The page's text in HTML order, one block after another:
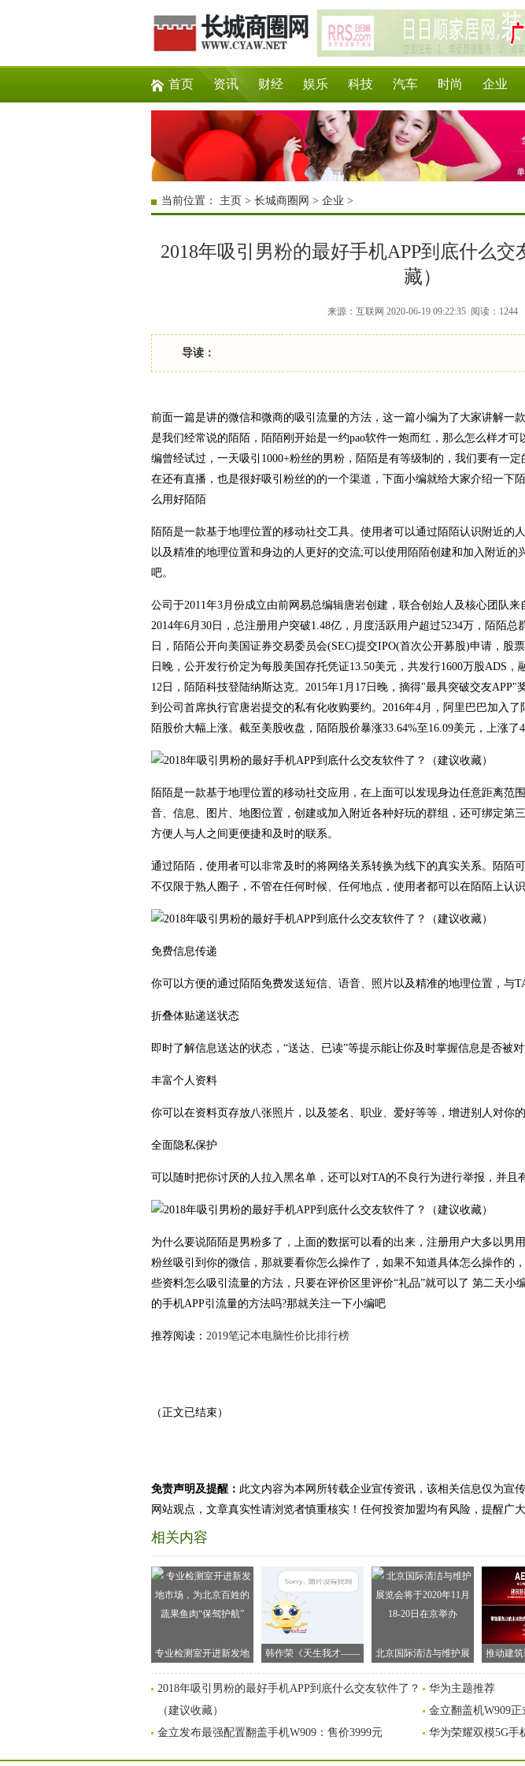
首页 资讯 财经 娱乐 科技 汽车 时尚 企业
当前位置： 主页 > 长城商圈网 > 企业 >
2018年吸引男粉的最好手机APP到底什么
藏）
来源：互联网 2020-06-19 09:22:35 阅读：1244
导读：
前面一篇是讲的微信和微商的吸引流量的方法，这一篇小编为了大家讲解一
是我们经常说的陌陌，陌陌刚开始是一约pao软件一炮而红，那么怎么样才
编曾经试过，一天吸引1000+粉丝的男粉，陌陌是有等级制的，我们要有一
在还有直播，也是很好吸引粉丝的的一个渠道，下面小编就给大家介绍一下
么用好陌陌
陌陌是一款基于地理位置的移动社交工具。使用者可以通过陌陌认识附近的
以及精准的地理位置和身边的人更好的交流;可以使用陌陌创建和加入附近的
吧。
公司于2011年3月份成立由前网易总编辑唐岩创建，联合创始人及核心团队来
2014年6月30日，总注册用户突破1.48亿，月度活跃用户超过5234万，陌陌总
日，陌陌公开向美国证券交易委员会(SEC)提交IPO(首次公开募股)申请，股
日晚，公开发行价定为每股美国存托凭证13.50美元，共发行1600万股ADS，
12日，陌陌科技登陆纳斯达克。2015年1月17日晚，摘得"最具突破交友APP"
到公司首席执行官唐岩提交的私有化收购要约。2016年4月，阿里巴巴加入
陌股价大幅上涨。截至美股收盘，陌陌股价暴涨33.64%至16.09美元，上涨了
陌陌是一款基于地理位置的移动社交应用，在上面可以发现身边任意距离范
音、信息、图片、地图位置，创建或加入附近各种好玩的群组，还可绑定第
方便人与人之间更便捷和及时的联系。
通过陌陌，使用者可以非常及时的将网络关系转换为线下的真实关系。陌陌
不仅限于熟人圈子，不管在任何时候、任何地点，使用者都可以在陌陌上认识
免费信息传递
你可以方便的通过陌陌免费发送短信、语音、照片以及精准的地理位置，与
折叠体贴递送状态
即时了解信息送达的状态，“送达、已读”等提示能让你及时掌握信息是否被对
丰富个人资料
你可以在资料页存放八张照片，以及签名、职业、爱好等等，增进别人对你的
全面隐私保护
可以随时把你讨厌的人拉入黑名单，还可以对TA的不良行为进行举报，并且
为什么要说陌陌是男粉多了，上面的数据可以看的出来，注册用户大多以男
粉丝吸引到你的微信，那就要看你怎么操作了，如果不知道具体怎么操作的
些资料怎么吸引流量的方法，只要在评价区里评价“礼品”就可以了 第二天小
的手机APP引流量的方法吗?那就关注一下小编吧
推荐阅读： 2019笔记本电脑性价比排行榜
（正文已结束）
免责声明及提醒： 此文内容为本网所转载企业宣传资讯，该相关信息仅为宣
网站观点，文章真实性请浏览者慎重核实！任何投资加盟均有风险，提醒广
相关内容
专业检测室开进新发地
市场，为北京百姓的蔬
果鱼肉“保驾护航”
韩作荣《天生我才——
李白传》新书发布会在
京举行
北京国际清洁与维护展
览会将于2020年11月18-
20日在京举办
推动建
AELLEN
2018年吸引男粉的最好手机APP到底什么交友软件了？
（建议收藏）
华为主题推荐
金立翻盖机W909
金立发布最强配置翻盖手机W909：售价3999元
华为荣耀双模5G手